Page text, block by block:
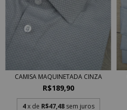
CAMISA MAQUINETADA CINZA
R$189,90
4 x de R$47,48 sem juros